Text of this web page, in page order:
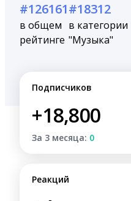
#126161
в общем
рейтинге
#18312
в категории
"Музыка"
Подписчиков
+18,800
За 3 месяца: 0
Реакций